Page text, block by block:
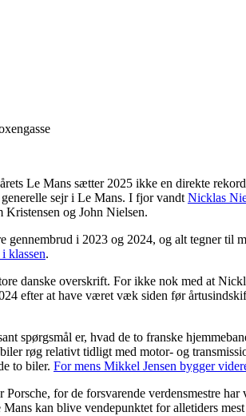
Le Mans sætter 2025 ikke en direkte
sejr i Le Mans. I fjor vandtNicklas
Kristensen og John Nielsen.
gennembrud i 2023 og 2024, og alt tegner til
klassen.
danske overskrift. For ikke nok med at
efter at have været væk siden før
spørgsmål er, hvad de to franske
røg relativt tidligt med motor- og
to biler. For mens Mikkel Jensen bygger
Porsche, for de forsvarende verdensmestre
Mans kan blive vendepunktet for alletiders